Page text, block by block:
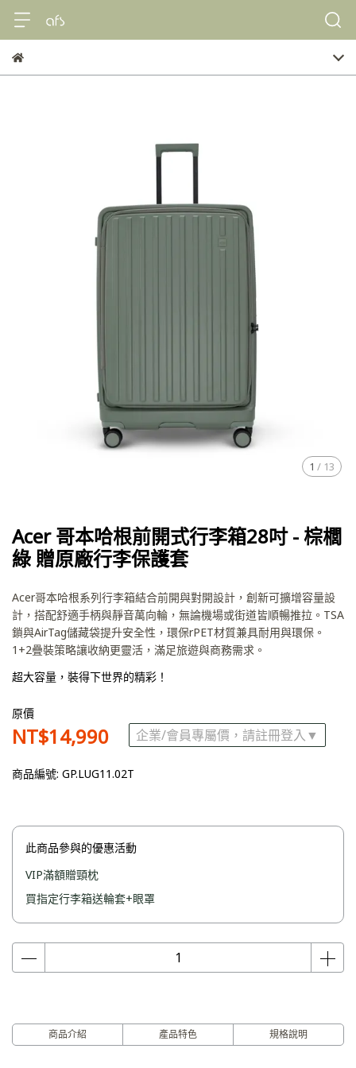
1 / 13
Acer 哥本哈根前開式行李箱28吋 - 棕櫚
綠 贈原廠行李保護套
Acer哥本哈根系列行李箱結合前開與對開設計，創新可擴增容量設
計，搭配舒適手柄與靜音萬向輪，無論機場或街道皆順暢推拉。TSA
鎖與AirTag儲藏袋提升安全性，環保rPET材質兼具耐用與環保。
1+2疊裝策略讓收納更靈活，滿足旅遊與商務需求。
超大容量，裝得下世界的精彩！
原價
NT$14,990 企業/會員專屬價，請註冊登入▼
商品編號: GP.LUG11.02T
此商品參與的優惠活動
VIP滿額贈頸枕
買指定行李箱送輪套+眼罩
商品介紹 產品特色 規格說明